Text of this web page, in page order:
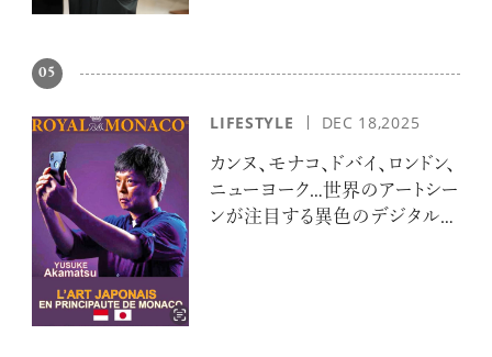
05
LIFESTYLE DEC 18,2025
カンヌ、モナコ、ドバイ、ロンドン、
ニューヨーク…世界のアートシー
ンが注目する異色のデジタルア